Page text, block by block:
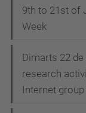
9th to 21st of
Week
Dimarts 22
research
Internet group